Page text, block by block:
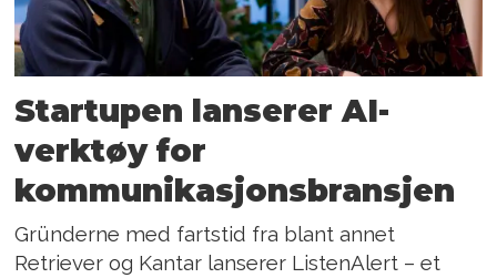
Startupen lanserer AI-
verktøy for
kommunikasjonsbransjen
Gründerne med fartstid fra blant annet
Retriever og Kantar lanserer ListenAlert – et